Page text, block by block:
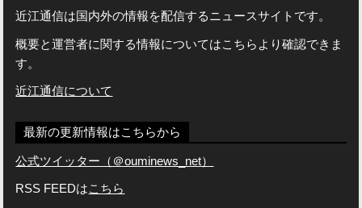
近江通信は国内外の情報を配信するニュースサイトです。
概要と運営者に関する情報についてはこちらより確認できま
す。
近江通信について
最新の更新情報はこちらから
公式ツイッター（＠ouminews_net）
RSS FEEDはこちら